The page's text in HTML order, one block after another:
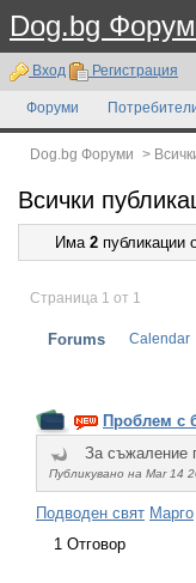
Dog.bg
Вход Регистрация
Форуми
Dog.bg Форуми >
Всички
Има 2 публикации
Страница 1 от 1
Forums Calendar
Проблем с
За съжаление
Публикувано на Mar 14
Подводен свят Марго
1 Отговор